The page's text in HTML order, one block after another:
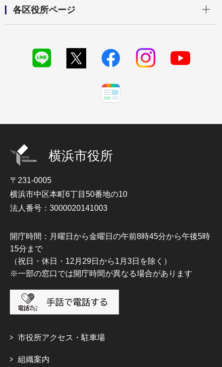
各区役所ページ
横浜市役所
〒231-0005
横浜市中区本町6丁目50番地の10
法人番号：3000020141003
開庁時間：月曜日から金曜日の午前8時45分から午後5時
15分まで
（祝日・休日・12月29日から1月3日を除く）
※一部の窓口では開庁時間が異なる場合があります
市役所アクセス・駐車場
組織案内